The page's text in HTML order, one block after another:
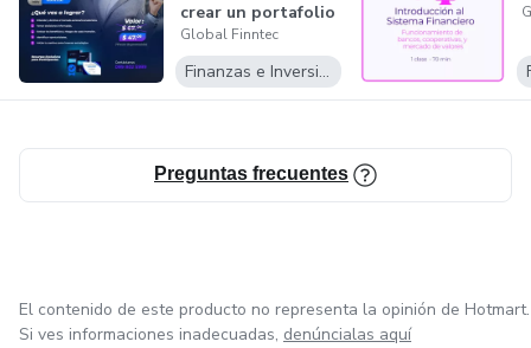
• Desarrollo de un Portafolio de Inversión
• Uso de la IA en el Mercado de Valores Ecuatoriano
crear un portafolio
de inversión ex...
Global Finntec
Finanzas e Inversiones
Preguntas frecuentes
El contenido de este producto no representa la opinión de Hotmart.
Si ves informaciones inadecuadas, denúncialas aquí